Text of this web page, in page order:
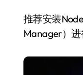
推荐安装
Manager）进